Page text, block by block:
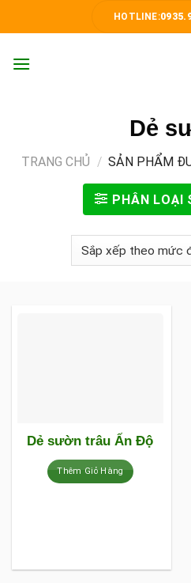
HOTLINE:
Dẻ
TRANG CHỦ / SẢN PHẨM
PHÂN LOẠI
Dẻ sườn trâu Ấn Độ
Thêm Giỏ Hàng